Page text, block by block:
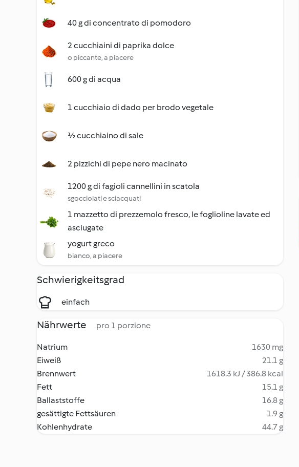
40 g di concentrato di pomodoro
2 cucchiaini di paprika dolce
o piccante, a piacere
600 g di acqua
1 cucchiaio di dado per brodo vegetale
½ cucchiaino di sale
2 pizzichi di pepe nero macinato
1200 g di fagioli cannellini in scatola
sgocciolati e sciacquati
1 mazzetto di prezzemolo fresco, le foglioline lavate ed
asciugate
yogurt greco
bianco, a piacere
Schwierigkeitsgrad
einfach
Nährwerte pro 1 porzione
Natrium
1630 mg
Eiweiß
21.1 g
Brennwert
1618.3 kJ / 386.8 kcal
Fett
15.1 g
Ballaststoffe
16.8 g
gesättigte Fettsäuren
1.9 g
Kohlenhydrate
44.7 g